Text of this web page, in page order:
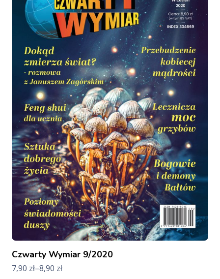
Czwarty Wymiar 9/2020
7,90 zł–8,90 zł